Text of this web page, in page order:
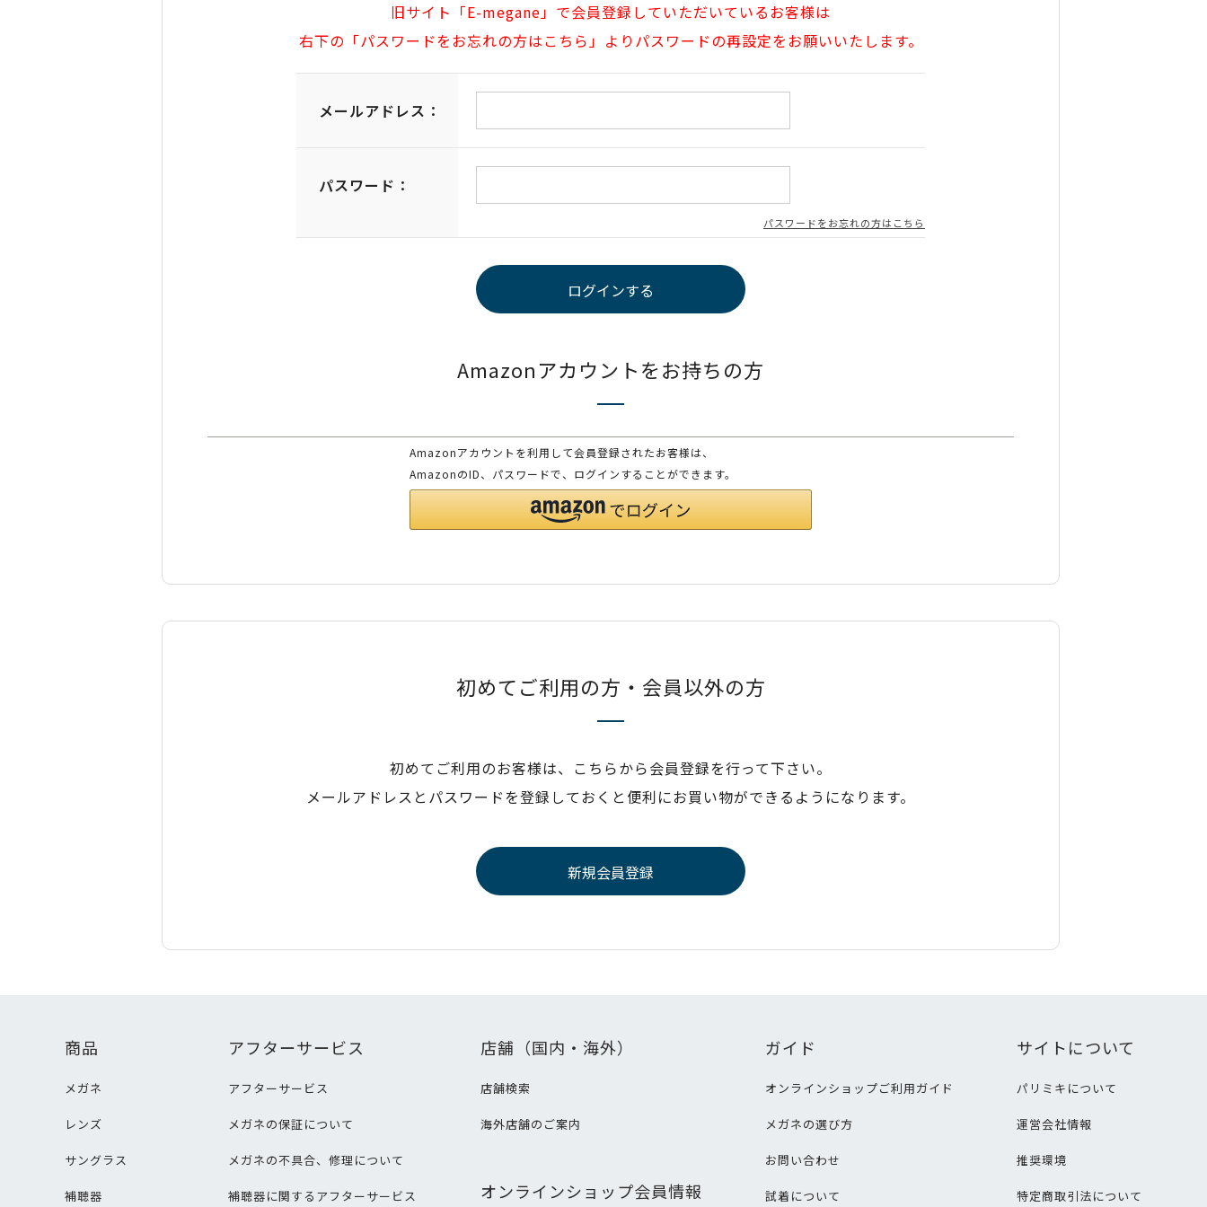
旧サイト「E-megane」で会員登録していただいているお客様は
右下の「パスワードをお忘れの方はこちら」よりパスワードの再設定をお願いいたします。
メールアドレス：
パスワード：
パスワードをお忘れの方はこちら
Amazonアカウントをお持ちの方
Amazonアカウントを利用して会員登録されたお客様は、
AmazonのID、パスワードで、ログインすることができます。
初めてご利用の方・会員以外の方
初めてご利用のお客様は、こちらから会員登録を行って下さい。
メールアドレスとパスワードを登録しておくと便利にお買い物ができるようになります。
商品
メガネ
レンズ
サングラス
補聴器
アフターサービス
アフターサービス
メガネの保証について
メガネの不具合、修理について
補聴器に関するアフターサービス
店舗（国内・海外）
店舗検索
海外店舗のご案内
オンラインショップ会員情報
ガイド
オンラインショップご利用ガイド
メガネの選び方
お問い合わせ
試着について
サイトについて
パリミキについて
運営会社情報
推奨環境
特定商取引法について